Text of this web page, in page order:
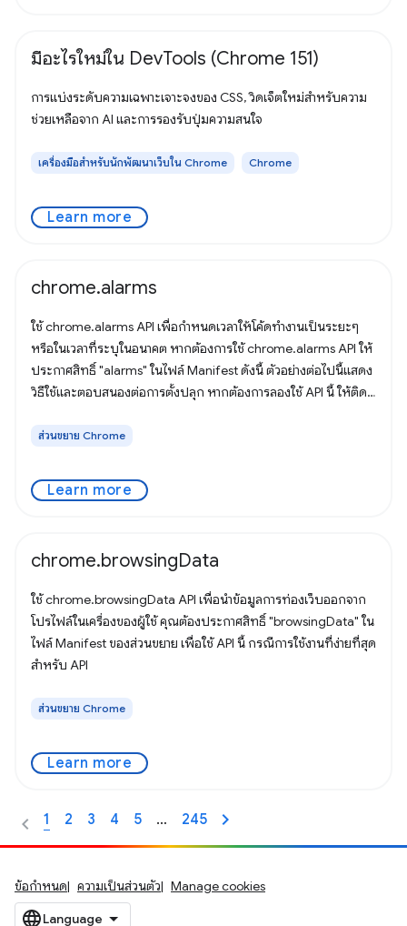
มีอะไรใหม่ใน DevTools (Chrome 151)
การแบ่งระดับความเฉพาะเจาะจงของ CSS, วิดเจ็ตใหม่สำหรับความ
ช่วยเหลือจาก AI และการรองรับปุ่มความสนใจ
เครื่องมือสำหรับนักพัฒนาเว็บใน Chrome Chrome
Learn more
chrome.alarms
ใช้ chrome.alarms API เพื่อกำหนดเวลาให้โค้ดทำงานเป็นระยะๆ
หรือในเวลาที่ระบุในอนาคต หากต้องการใช้ chrome.alarms API ให้
ประกาศสิทธิ์ "alarms" ในไฟล์ Manifest ดังนี้ ตัวอย่างต่อไปนี้แสดง
วิธีใช้และตอบสนองต่อการตั้งปลุก หากต้องการลองใช้ API นี้ ให้ติด
ส่วนขยาย Chrome
Learn more
chrome.browsingData
ใช้ chrome.browsingData API เพื่อนำข้อมูลการท่องเว็บออกจาก
โปรไฟล์ในเครื่องของผู้ใช้ คุณต้องประกาศสิทธิ์ "browsingData" ใน
ไฟล์ Manifest ของส่วนขยาย เพื่อใช้ API นี้ กรณีการใช้งานที่ง่ายที่สุด
สำหรับ API
ส่วนขยาย Chrome
Learn more
1 2 3 4 5 … 245
ข้อกำหนด ความเป็นส่วนตัว Manage cookies